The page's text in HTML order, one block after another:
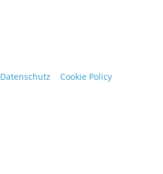
Datenschutz Cookie Policy